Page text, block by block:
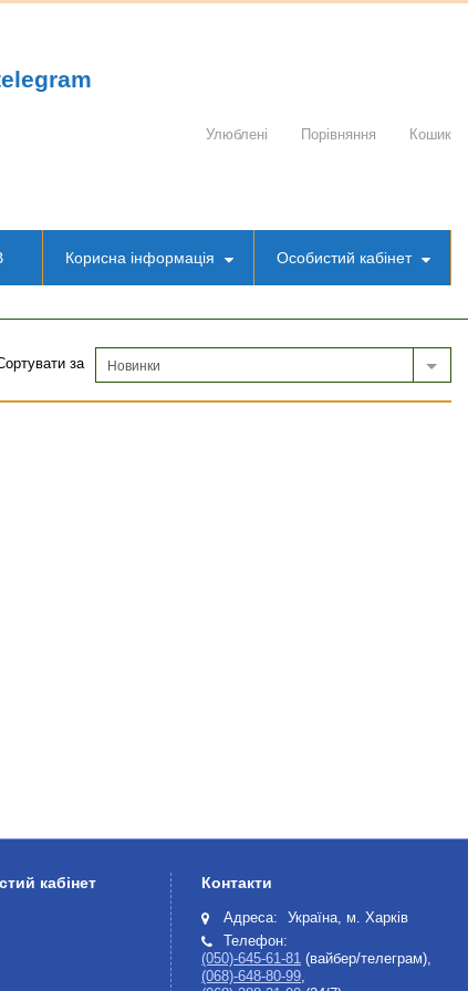
Улюблені Порівняння Кошик
Корисна інформація Особистий кабінет
за Новинки
кабінет Контакти
Адреса:
Україна, м. Харків
Телефон:
(050)-645-61-81 (вайбер/телеграм),
(068)-648-80-99,